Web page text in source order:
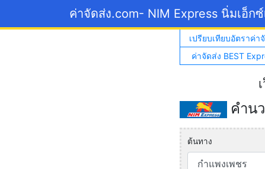
ค่าจัดส่ง.com- NIM Express นิ่มเอ็กซ์
เปรียบเทียบอัตราค่า
ค่าจัดส่ง BEST
คำน
ต้นทาง